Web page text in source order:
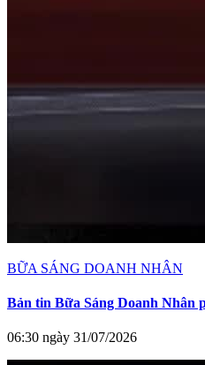
BỮA SÁNG DOANH NHÂN
Bản tin Bữa Sáng Doanh Nhân
06:30 ngày 31/07/2026